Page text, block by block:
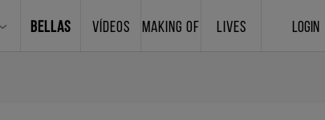
BELLAS VÍDEOS MAKING OF LIVES LOGIN